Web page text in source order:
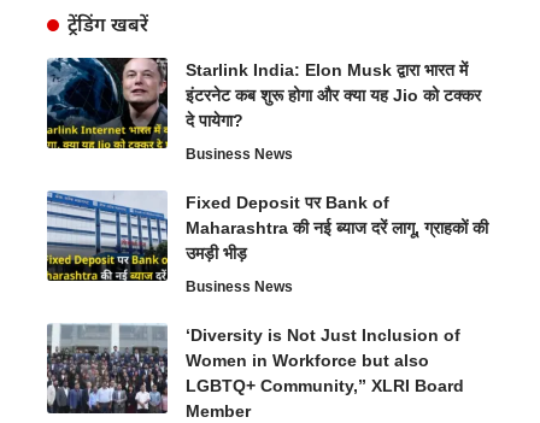
ट्रेंडिंग खबरें
Starlink India: Elon Musk द्वारा भारत में
इंटरनेट कब शुरू होगा और क्या यह Jio को टक्कर
दे पायेगा?
Business News
Fixed Deposit पर Bank of
Maharashtra की नई ब्याज दरें लागू, ग्राहकों की
उमड़ी भीड़
Business News
‘Diversity is Not Just Inclusion of
Women in Workforce but also
LGBTQ+ Community,” XLRI Board
Member